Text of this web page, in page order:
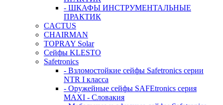
- ШКАФЫ ИНСТРУМЕНТАЛЬНЫЕ
ПРАКТИК
CACTUS
CHAIRMAN
TOPRAY Solar
Сейфы KLESTO
Safetronics
- Взломостойкие сейфы Safetronics серии
NTR I класса
- Оружейные сейфы SAFEtronics серия
MAXI - Словакия